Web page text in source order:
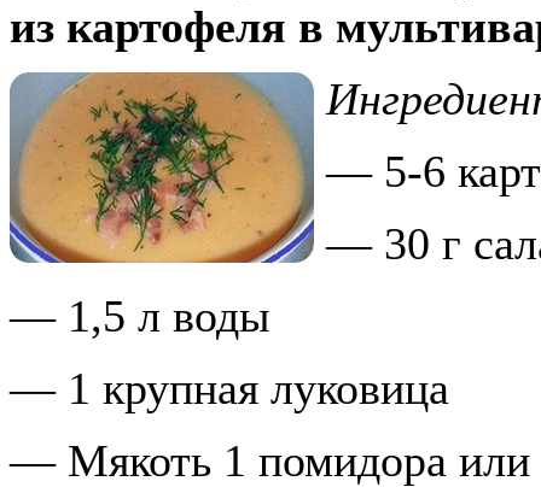
из картофеля в
— 5-6
— 30 г
— 1,5 л воды
— 1 крупная луковица
— Мякоть 1 помидора или